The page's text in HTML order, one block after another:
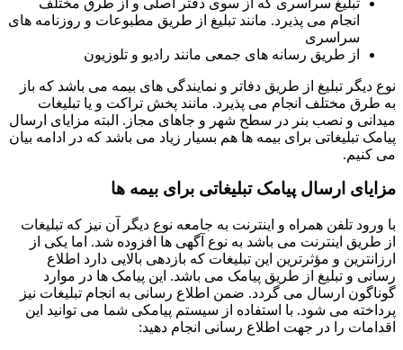
انجام می پذیرد. مانند تبلیغ از طریق مطبوعات و روزنامه های
سراسری
از طریق رسانه های جمعی مانند رادیو و تلوزیون
نوع دیگر تبلیغ از طریق دفاتر و نمایندگی های بیمه می باشد که باز
به طرق مختلف انجام می پذیرد. مانند پخش تراکت و یا تبلیغات
میدانی و نصب بنر در سطح شهر و جاهای مجاز. البته مزایای ارسال
پیامک تبلیغاتی برای بیمه ها هم بسیار زیاد می باشد که در ادامه بیان
می کنیم.
مزایای ارسال پیامک تبلیغاتی برای بیمه ها
با ورود تلفن همراه و اینترنت به جامعه نوع دیگر آن نیز که تبلیغات
از طریق اینترنت می باشد به نوع آگهی ها افزوده شد. اما یکی از
ارزانترین و مؤثرترین این تبلیغات که بازدهی بالایی دارد اطلاع
رسانی و تبلیغ از طریق پیامک می باشد. این پیامک ها در موارد
گوناگون ارسال می گردد. ضمن اطلاع رسانی به انجام تبلیغات نیز
پرداخته می شود. با استفاده از سیستم پیامکی شما می توانید این
اقدامات را در جهت اطلاع رسانی انجام دهید: